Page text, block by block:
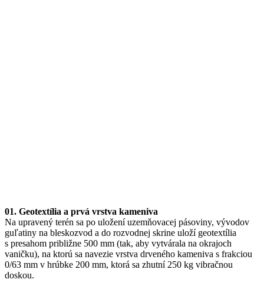
01. Geotextília a prvá vrstva kameniva
Na upravený terén sa po uložení uzemňovacej pásoviny, vývodov
guľatiny na bleskozvod a do rozvodnej skrine uloží geotextília
s presahom približne 500 mm (tak, aby vytvárala na okrajoch
vaničku), na ktorú sa navezie vrstva drveného kameniva s frakciou
0/63 mm v hrúbke 200 mm, ktorá sa zhutní 250 kg vibračnou
doskou.